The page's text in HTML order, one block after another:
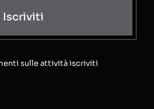
Iscriviti
sulle attività iscriviti